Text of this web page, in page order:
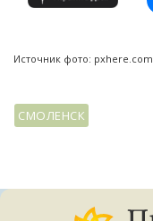
Источник фото: pxhere.com
СМОЛЕНСК